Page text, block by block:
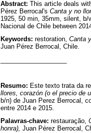
Abstract: This article deals
Pérez Berrocal's Canta y no
1925, 50 min, 35mm, silent,
Nacional de Chile between
Keywords: restoration, Canta
Juan Pérez Berrocal, Chile.
Resumo: Este texto trata da
llores, corazón (o el precio de
b/n) de Juan Perez Berrocal,
entre 2014 e 2015.
Palavras-chave: restauração,
honra), Juan Pérez Berrocal,